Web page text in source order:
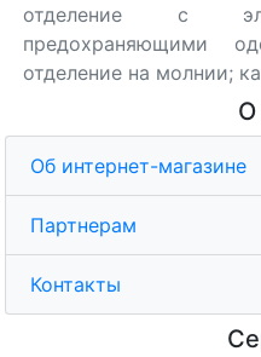
отделение с
предохраняющими
отделение на молнии;
О
Об интернет-магазине
Партнерам
Контакты